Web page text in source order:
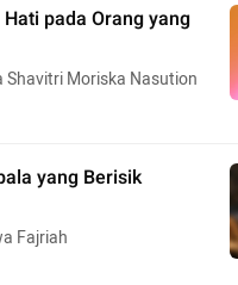
pada Orang yang
Shavitri Moriska Nasution
yang Berisik
Fajriah